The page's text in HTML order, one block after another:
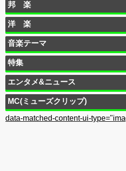
邦 楽
洋 楽
音楽テーマ
特集
エンタメ&ニュース
MC(ミューズクリップ)
data-matched-content-ui-